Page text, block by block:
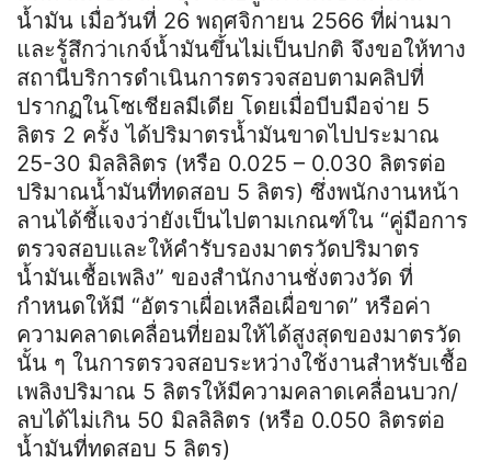
น้ำมัน เมื่อวันที่ 26 พฤศจิกายน 2566 ที่ผ่านมา
และรู้สึกว่าเกจ์น้ำมันขึ้นไม่เป็นปกติ จึงขอให้ทาง
สถานีบริการดำเนินการตรวจสอบตามคลิปที่
ปรากฏในโซเชียลมีเดีย โดยเมื่อบีบมือจ่าย 5
ลิตร 2 ครั้ง ได้ปริมาตรน้ำมันขาดไปประมาณ
25-30 มิลลิลิตร (หรือ 0.025 – 0.030 ลิตรต่อ
ปริมาณน้ำมันที่ทดสอบ 5 ลิตร) ซึ่งพนักงานหน้า
ลานได้ชี้แจงว่ายังเป็นไปตามเกณฑ์ใน “คู่มือการ
ตรวจสอบและให้คำรับรองมาตรวัดปริมาตร
น้ำมันเชื้อเพลิง” ของสำนักงานชั่งตวงวัด ที่
กำหนดให้มี “อัตราเผื่อเหลือเผื่อขาด” หรือค่า
ความคลาดเคลื่อนที่ยอมให้ได้สูงสุดของมาตรวัด
นั้น ๆ ในการตรวจสอบระหว่างใช้งานสำหรับเชื้อ
เพลิงปริมาณ 5 ลิตรให้มีความคลาดเคลื่อนบวก/
ลบได้ไม่เกิน 50 มิลลิลิตร (หรือ 0.050 ลิตรต่อ
น้ำมันที่ทดสอบ 5 ลิตร)